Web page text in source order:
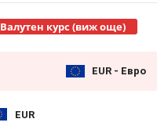
Валутен курс (виж още)
EUR - Евро
EUR